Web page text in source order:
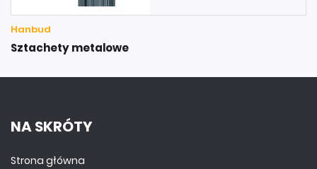
Hanbud
Sztachety metalowe
NA SKRÓTY
Strona główna